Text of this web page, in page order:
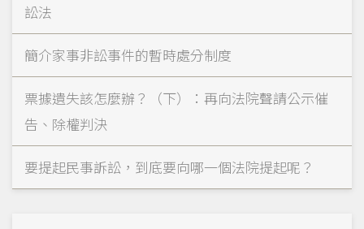
訟法
簡介家事非訟事件的暫時處分制度
票據遺失該怎麼辦？（下）：再向法院聲請公示催
告、除權判決
要提起民事訴訟，到底要向哪一個法院提起呢？